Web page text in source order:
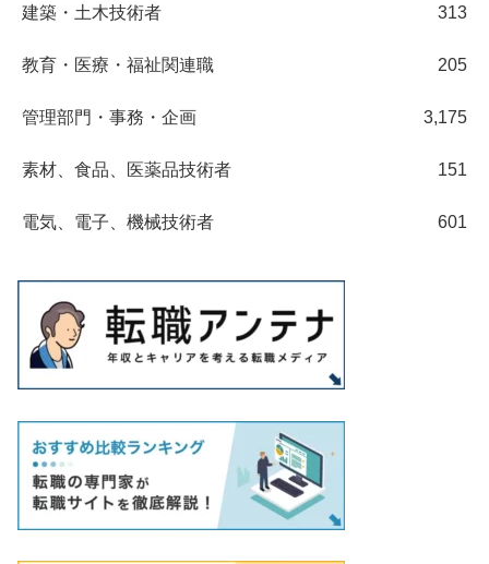
建築・土木技術者 313
教育・医療・福祉関連職 205
管理部門・事務・企画 3,175
素材、食品、医薬品技術者 151
電気、電子、機械技術者 601